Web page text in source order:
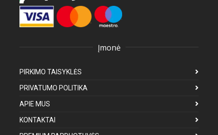
Įmonė
PIRKIMO TAISYKLĖS
PRIVATUMO POLITIKA
APIE MUS
KONTAKTAI